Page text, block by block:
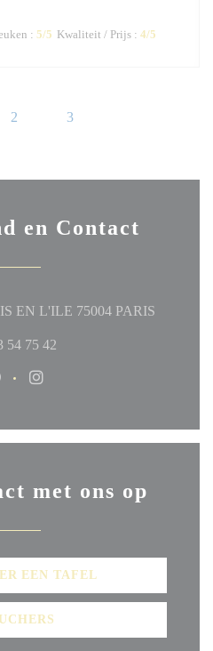
: 5/5 Kwaliteit / Prijs : 4/5
2 3
en Contact
EN L'ILE 75004 PARIS
54 75 42
((opent in een nieuw
met ons op
EEN TAFEL